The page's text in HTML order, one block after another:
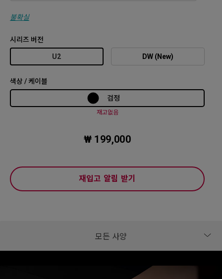
불확실
시리즈 버전
U2 DW (New)
색상 / 케이블
검정
재고없음
₩ 199,000
재입고 알림 받기